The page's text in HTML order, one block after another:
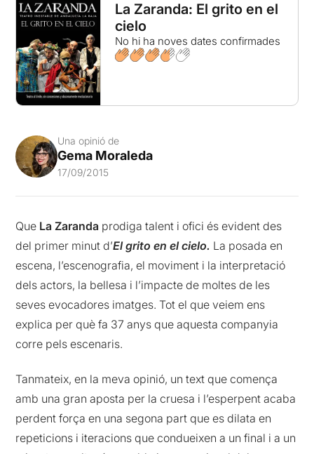
La Zaranda: El grito en el
cielo
No hi ha noves dates confirmades
Una opinió de
Gema Moraleda
17/09/2015
Que La Zaranda prodiga talent i ofici és evident des
del primer minut d’El grito en el cielo. La posada en
escena, l’escenografia, el moviment i la interpretació
dels actors, la bellesa i l’impacte de moltes de les
seves evocadores imatges. Tot el que veiem ens
explica per què fa 37 anys que aquesta companyia
corre pels escenaris.
Tanmateix, en la meva opinió, un text que comença
amb una gran aposta per la cruesa i l’esperpent acaba
perdent força en una segona part que es dilata en
repeticions i iteracions que condueixen a un final i a un